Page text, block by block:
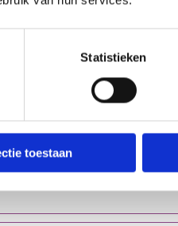
Statistieken
toestaan
Grootes en
Glorie